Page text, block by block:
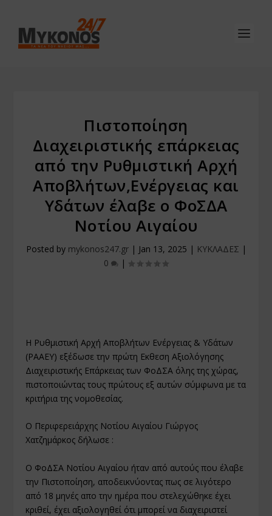
Πιστοποίηση
Διαχειριστικής επάρκειας
από την Ρυθμιστική Αρχή
Αποβλήτων,Ενέργειας και
Υδάτων έλαβε ο ΦοΣΔΑ
Νοτίου Αιγαίου
Posted by mykonos247.gr| Jan 13, 2025 | ΚΥΚΛΑΔΕΣ |
0
|
Η Ρυθμιστική Αρχή Αποβλήτων Ενέργειας & Υδάτων
(ΡΑΑΕΥ) εξέδωσε την πρώτη Εκθεση Αξιολόγησης
Διαχειριστικής Επάρκειας των ΦοΔΣΑ όλης της χώρας,
πιστοποιώντας τους πρώτους εξ αυτών σύμφωνα με τα
κριτήρια της νομοθεσίας.
Ο Περιφερειάρχης Νοτίου Αιγαίου Γιώργος
Χατζημάρκος δήλωσε :
Ο ΦοΔΣΑ Νοτίου Αιγαίου ήταν από αυτούς που έλαβε
την Πιστοποίηση, αποδεικνύοντας πως σε λιγότερο
από 18 μηνές απο την ημέρα που στελεχώθηκε έχει
κριθεί, έχει αξιολογηθεί ότι μπορεί να διαχειριστεί